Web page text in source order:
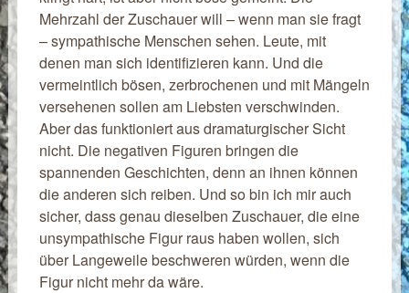
Mehrzahl der Zuschauer will – wenn man sie fragt
– sympathische Menschen sehen. Leute, mit
denen man sich identifizieren kann. Und die
vermeintlich bösen, zerbrochenen und mit Mängeln
versehenen sollen am Liebsten verschwinden.
Aber das funktioniert aus dramaturgischer Sicht
nicht. Die negativen Figuren bringen die
spannenden Geschichten, denn an ihnen können
die anderen sich reiben. Und so bin ich mir auch
sicher, dass genau dieselben Zuschauer, die eine
unsympathische Figur raus haben wollen, sich
über Langeweile beschweren würden, wenn die
Figur nicht mehr da wäre.